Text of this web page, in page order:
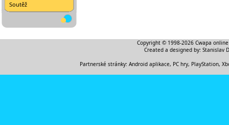
Soutěž
Copyright © 1998-2026 Cwapa
Created a designed by: Stanislav
Partnerské stránky: Android aplikace, PC hry, PlayStation,